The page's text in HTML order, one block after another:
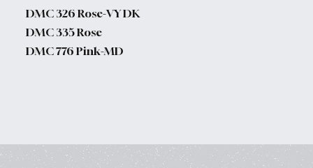
DMC 326 Rose-VY DK
DMC 335 Rose
DMC 776 Pink-MD